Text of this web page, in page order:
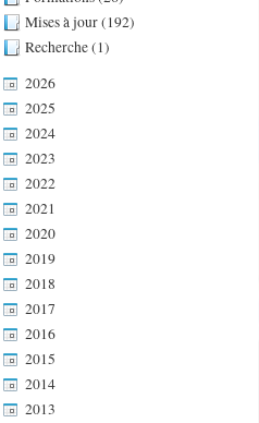
Mises à jour (192)
Recherche (1)
2026
2025
2024
2023
2022
2021
2020
2019
2018
2017
2016
2015
2014
2013